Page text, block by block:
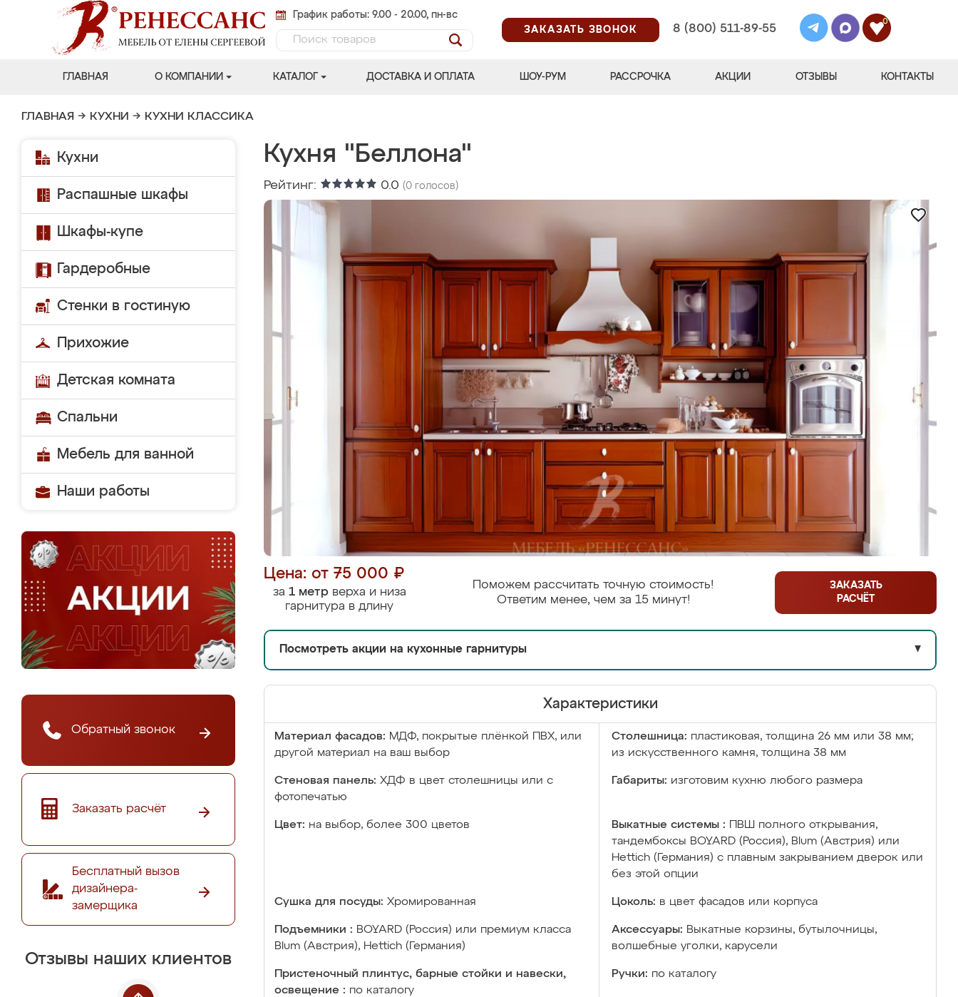
График работы: 9.00 - 20.00, пн-вс
ЗАКАЗАТЬ ЗВОНОК
8 (800) 511-89-55
0
ГЛАВНАЯ О КОМПАНИИ КАТАЛОГ ДОСТАВКА И ОПЛАТА ШОУ-РУМ РАССРОЧКА АКЦИИ ОТЗЫВЫ КОНТАКТЫ
ГЛАВНАЯ → КУХНИ → КУХНИ КЛАССИКА
Кухни
Распашные шкафы
Шкафы-купе
Гардеробные
Стенки в гостиную
Прихожие
Детская комната
Спальни
Мебель для ванной
Наши работы
Обратный звонок
Заказать расчёт
Бесплатный вызов
дизайнера-
замерщика
Отзывы наших клиентов
Кухня "Беллона"
Рейтинг: 0.0 (0 голосов)
Цена: от 75 000 ₽
за 1 метрверха и низа
гарнитура в длину
Поможем рассчитать точную стоимость!
Ответим менее, чем за 15 минут!
ЗАКАЗАТЬ
РАСЧЁТ
Посмотреть акции на кухонные гарнитуры ▼
Характеристики
Материал фасадов: МДФ, покрытые плёнкой ПВХ, или
другой материал на ваш выбор
Столешница: пластиковая, толщина 26 мм или 38 мм;
из искусственного камня, толщина 38 мм
Стеновая панель: ХДФ в цвет столешницы или с
фотопечатью
Габариты: изготовим кухню любого размера
Цвет: на выбор, более 300 цветов Выкатные системы :
ПВШ полного открывания,
тандембоксы BOYARD (Россия), Blum (Австрия) или
Hettich (Германия) с плавным закрыванием дверок или
без этой опции
Сушка для посуды: Хромированная Цоколь: в цвет фасадов или корпуса
Подъемники : BOYARD (Россия) или премиум класса
Blum (Австрия), Hettich (Германия)
Аксессуары: Выкатные корзины, бутылочницы,
волшебные уголки, карусели
Пристеночный плинтус, барные стойки и навески,
освещение : по каталогу
Ручки: по каталогу